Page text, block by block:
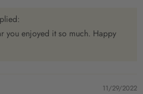
you enjoyed it so much. Happy
11/29/2022